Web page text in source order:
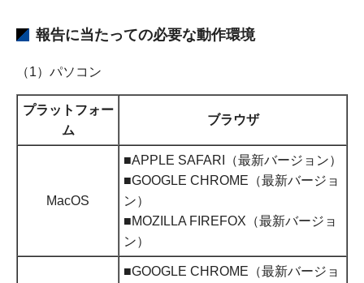
報告に当たっての必要な動作環境
（1）パソコン
プラットフォー
ム
ブラウザ
MacOS
■APPLE SAFARI（最新バージョン）
■GOOGLE CHROME（最新バージョ
ン）
■MOZILLA FIREFOX（最新バージョ
ン）
■GOOGLE CHROME（最新バージョ